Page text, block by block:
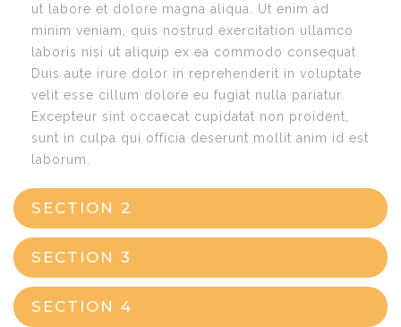
ut labore et dolore magna aliqua. Ut enim ad
minim veniam, quis nostrud exercitation ullamco
laboris nisi ut aliquip ex ea commodo consequat.
Duis aute irure dolor in reprehenderit in voluptate
velit esse cillum dolore eu fugiat nulla pariatur.
Excepteur sint occaecat cupidatat non proident,
sunt in culpa qui officia deserunt mollit anim id est
laborum.
SECTION 2
SECTION 3
SECTION 4